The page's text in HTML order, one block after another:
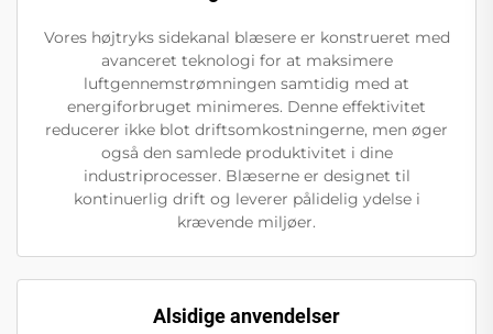
Vores højtryks sidekanal blæsere er konstrueret med
avanceret teknologi for at maksimere
luftgennemstrømningen samtidig med at
energiforbruget minimeres. Denne effektivitet
reducerer ikke blot driftsomkostningerne, men øger
også den samlede produktivitet i dine
industriprocesser. Blæserne er designet til
kontinuerlig drift og leverer pålidelig ydelse i
krævende miljøer.
Alsidige anvendelser